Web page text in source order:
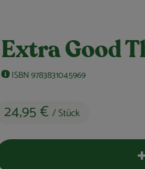
Extra Good
ISBN 9783831045969
24,95 € / Stück
zu Favouriten hinzufügen